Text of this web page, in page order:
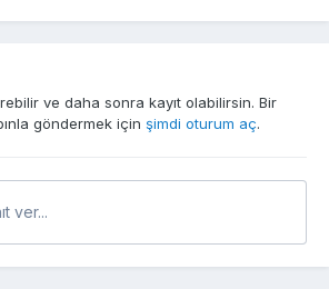
ve daha sonra kayıt olabilirsin. Bir
göndermek için şimdi oturum aç.
ver...